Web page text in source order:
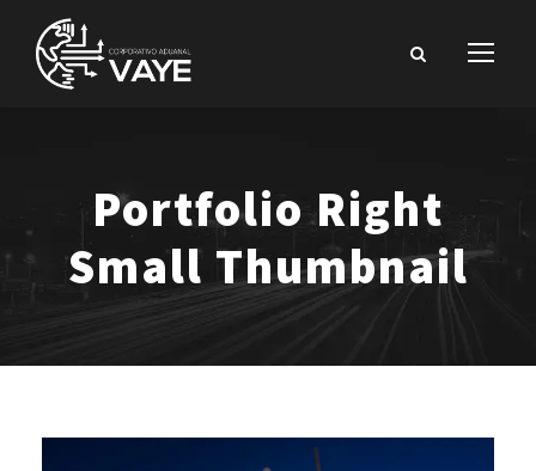
Portfolio Right
Small Thumbnail